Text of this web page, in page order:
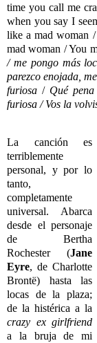
time you call me
when you say I
like a mad woman
mad woman / You
/ me pongo más
parezco enojada,
furiosa / Qué
furiosa / Vos la
La canción es
terriblemente
personal, y por lo
tanto,
completamente
universal. Abarca
desde el personaje
de Bertha
Rochester (Jane
Eyre, de Charlotte
Brontë) hasta las
locas de la plaza;
de la histérica a la
crazy ex girlfriend
a la bruja de mi